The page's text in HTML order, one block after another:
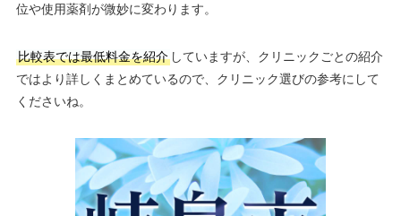
位や使用薬剤が微妙に変わります。
比較表では最低料金を紹介していますが、クリニックごとの紹介
ではより詳しくまとめているので、クリニック選びの参考にして
くださいね。